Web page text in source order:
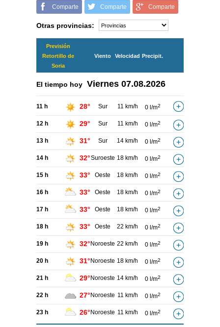
Comparte Comparte Comparte
Otras provincias:
Previsión
Retortillo de
Soria
Viento Velocidad Precipit.
El tiempo hoy Viernes 07.08.2026
11 h 28° Sur 11 km/h 0 l/m2
12 h 29° Sur 11 km/h 0 l/m2
13 h 31° Sur 14 km/h 0 l/m2
14 h 32°Suroeste 18 km/h 0 l/m2
15 h 33° Oeste 18 km/h 0 l/m2
16 h 33° Oeste 18 km/h 0 l/m2
17 h 33° Oeste 18 km/h 0 l/m2
18 h 33° Oeste 22 km/h 0 l/m2
19 h 32° Noroeste 22 km/h 0 l/m2
20 h 31° Noroeste 18 km/h 0 l/m2
21 h 29° Noroeste 14 km/h 0 l/m2
22 h 27° Noroeste 11 km/h 0 l/m2
23 h 26° Noroeste 11 km/h 0 l/m2